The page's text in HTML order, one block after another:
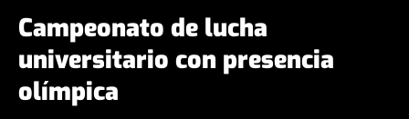
Campeonato de lucha
universitario con presencia
olímpica